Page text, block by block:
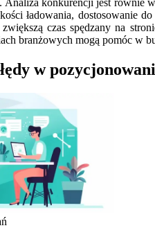
ładowania, dostosowanie
czas spędzany na
branżowych mogą pomóc w
w